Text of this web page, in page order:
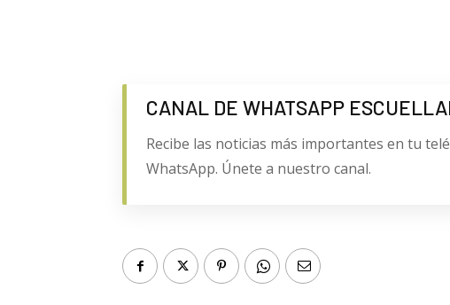
CANAL DE WHATSAPP
Recibe las noticias más importantes en tu
WhatsApp. Únete a nuestro canal.